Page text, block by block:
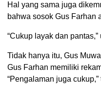
Hal yang sama juga
bahwa sosok Gus Farhan
“Cukup layak dan
Tidak hanya itu, Gus
Gus Farhan memiliki
“Pengalaman juga